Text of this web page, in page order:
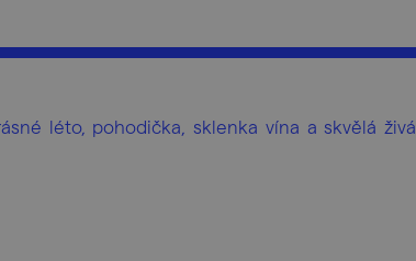
léto, pohodička, sklenka vína a skvělá živá